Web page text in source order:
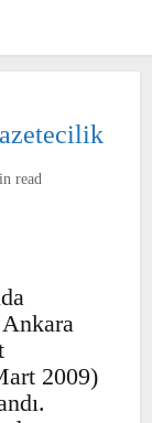
read
Ankara
Mart